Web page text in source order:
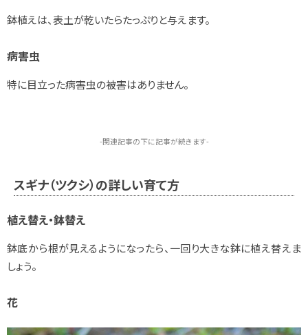
鉢植えは、表土が乾いたらたっぷりと与えます。
病害虫
特に目立った病害虫の被害はありません。
-関連記事の下に記事が続きます-
スギナ（ツクシ）の詳しい育て方
植え替え・鉢替え
鉢底から根が見えるようになったら、一回り大きな鉢に植え替えま
しょう。
花